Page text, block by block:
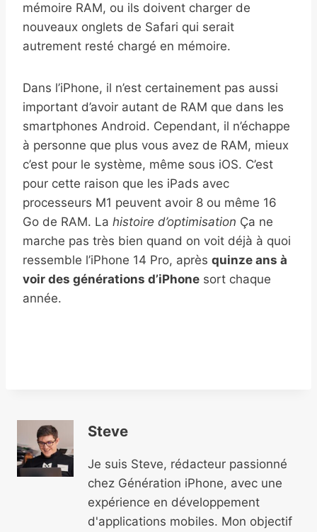
mémoire RAM, ou ils doivent charger de
nouveaux onglets de Safari qui serait
autrement resté chargé en mémoire.
Dans l’iPhone, il n’est certainement pas aussi
important d’avoir autant de RAM que dans les
smartphones Android. Cependant, il n’échappe
à personne que plus vous avez de RAM, mieux
c’est pour le système, même sous iOS. C’est
pour cette raison que les iPads avec
processeurs M1 peuvent avoir 8 ou même 16
Go de RAM. La histoire d’optimisation Ça ne
marche pas très bien quand on voit déjà à quoi
ressemble l’iPhone 14 Pro, après quinze ans à
voir des générations d’iPhone sort chaque
année.
Steve
Je suis Steve, rédacteur passionné
chez Génération iPhone, avec une
expérience en développement
d'applications mobiles. Mon objectif